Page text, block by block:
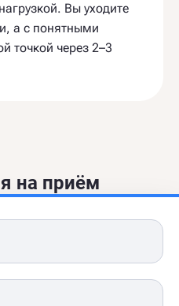
Вы уходите
а с понятными
точкой через 2–3
на приём